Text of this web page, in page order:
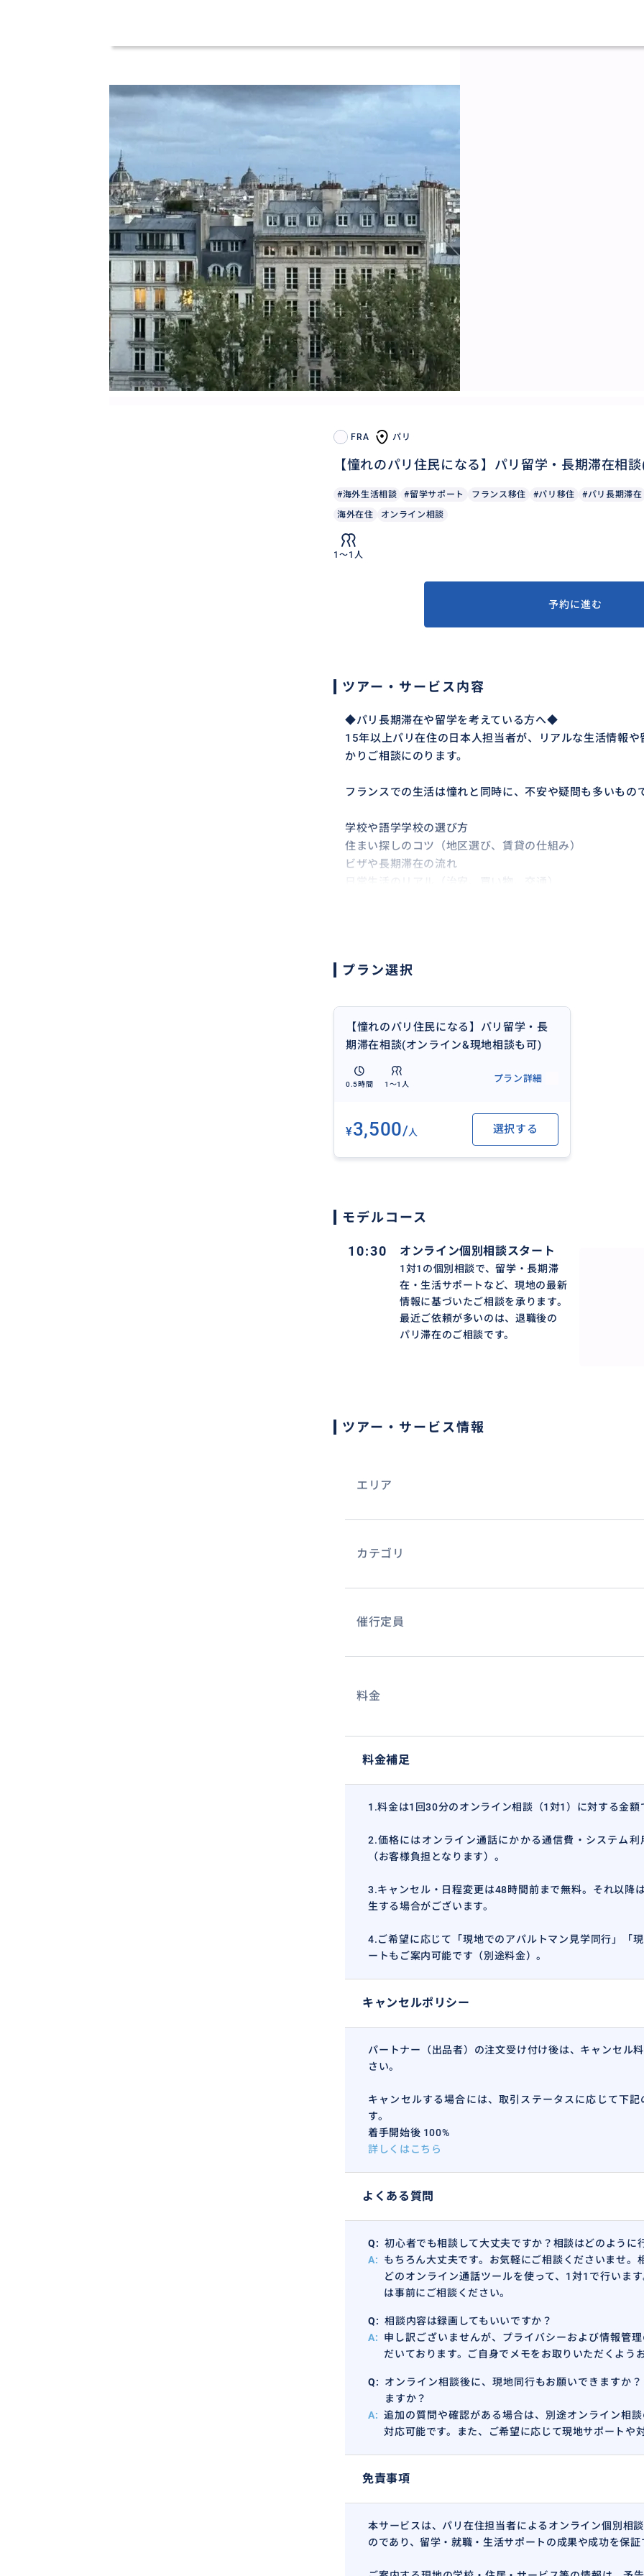
FRA パリ
【憧れのパリ住民になる】パリ留学・長期滞在相
#海外生活相談 #留学サポート フランス移住 #パリ移住 #パリ長期滞在
海外在住
オンライン相談
1〜1人
予約に進む
ツアー・サービス内容
◆パリ長期滞在や留学を考えている方へ◆
15年以上パリ在住の日本人担当者が、リアルな生活情報
かりご相談にのります。
フランスでの生活は憧れと同時に、不安や疑問も多いもの
学校や語学学校の選び方
住まい探しのコツ（地区選び、賃貸の仕組み）
ビザや長期滞在の流れ
声」を聞けるのがポイントです。
◎こんな方におすすめ
ーパリでの留学を考えている方
ー数か月〜数年の長期滞在を検討中の方
安心して踏み出すお手伝いをいたします。
して相談できます。
2.パリ在住15年の豊富な経験
的で実用的なアドバイスを提供。
おすすめ
1.留学から退職後の海外生活まで幅広く対応
プラン選択
【憧れのパリ住民になる】パリ留学・長
期滞在相談(オンライン&現地相談も可)
0.5時間 1〜1人
プラン詳細
¥3,500/人 選択する
モデルコース
10:30 オンライン個別相談スタート
1対1の個別相談で、留学・長期滞
在・生活サポートなど、現地の最新
情報に基づいたご相談を承ります。
最近ご依頼が多いのは、退職後の
パリ滞在のご相談です。
ツアー・サービス情報
エリア
カテゴリ
催行定員
料金
料金補足
1.料金は1回30分のオンライン相談（1対1）に対する金額
2.価格にはオンライン通話にかかる通信費・システム
（お客様負担となります）。
3.キャンセル・日程変更は48時間前まで無料。それ以降
生する場合がございます。
4.ご希望に応じて「現地でのアパルトマン見学同行」「
ートもご案内可能です（別途料金）。
キャンセルポリシー
パートナー（出品者）の注文受け付け後は、キャンセル
さい。
キャンセルする場合には、取引ステータスに応じて下
す。
着手開始後 100%
詳しくはこちら
よくある質問
Q: 初心者でも相談して大丈夫ですか？相談はどのように
A:
もちろん大丈夫です。お気軽にご相談くださいませ
どのオンライン通話ツールを使って、1対1で行いま
は事前にご相談ください。
Q: 相談内容は録画してもいいですか？
A:
申し訳ございませんが、プライバシーおよび情報管
だいております。ご自身でメモをお取りいただくよう
Q:
オンライン相談後に、現地同行もお願いできますか
ますか？
A: 追加の質問や確認がある場合は、別途オンライン相
対応可能です。また、ご希望に応じて現地サポートや
免責事項
本サービスは、パリ在住担当者によるオンライン個別相
のであり、留学・就職・生活サポートの成果や成功を保証